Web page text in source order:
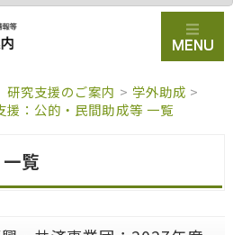
究支援のご案内 > 学外助成 >
援：公的・民間助成等 一覧
覧